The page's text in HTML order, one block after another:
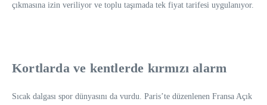
çıkmasına izin veriliyor ve toplu taşımada tek fiyat tarifesi uygulanıyor.
Kortlarda ve kentlerde kırmızı alarm
Sıcak dalgası spor dünyasını da vurdu. Paris’te düzenlenen Fransa Açık